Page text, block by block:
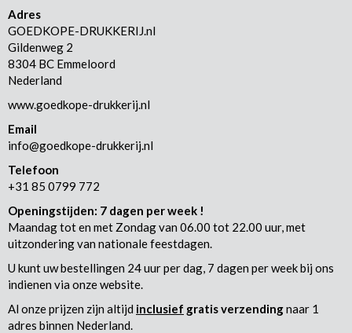
Adres
GOEDKOPE-DRUKKERIJ.nl
Gildenweg 2
8304 BC Emmeloord
Nederland
www.goedkope-drukkerij.nl
Email
info@goedkope-drukkerij.nl
Telefoon
+31 85 0799 772
Openingstijden: 7 dagen per week !
Maandag tot en met Zondag van 06.00 tot 22.00 uur, met
uitzondering van nationale feestdagen.
U kunt uw bestellingen 24 uur per dag, 7 dagen per week bij ons
indienen via onze website.
Al onze prijzen zijn altijd inclusief gratis verzendingnaar 1
adres binnen Nederland.